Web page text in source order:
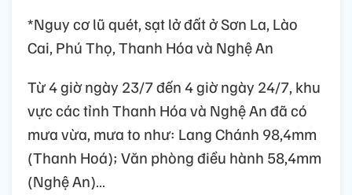
*Nguy cơ lũ quét, sạt lở đất ở Sơn La, Lào
Cai, Phú Thọ, Thanh Hóa và Nghệ An
Từ 4 giờ ngày 23/7 đến 4 giờ ngày 24/7, khu
vực các tỉnh Thanh Hóa và Nghệ An đã có
mưa vừa, mưa to như: Lang Chánh 98,4mm
(Thanh Hoá); Văn phòng điều hành 58,4mm
(Nghệ An)…